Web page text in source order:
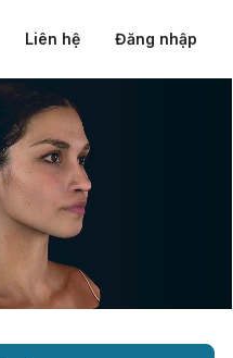
Liên hệ Đăng nhập